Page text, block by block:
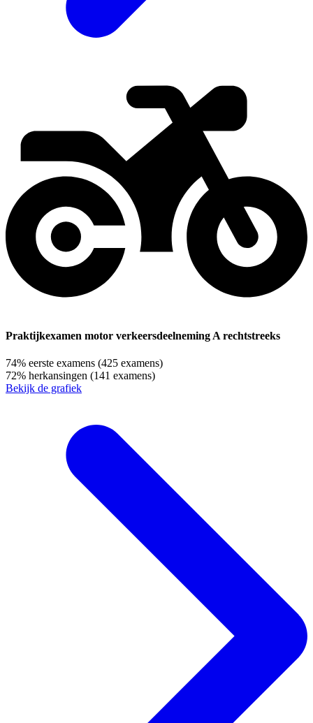
Praktijkexamen motor verkeersdeelneming A rechtstreeks
74% eerste examens (425 examens)
72% herkansingen (141 examens)
Bekijk de grafiek